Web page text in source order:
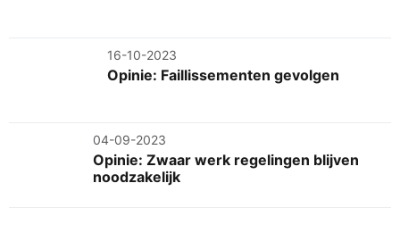
16-10-2023
Opinie: Faillissementen gevolgen
04-09-2023
Opinie: Zwaar werk regelingen blijven
noodzakelijk